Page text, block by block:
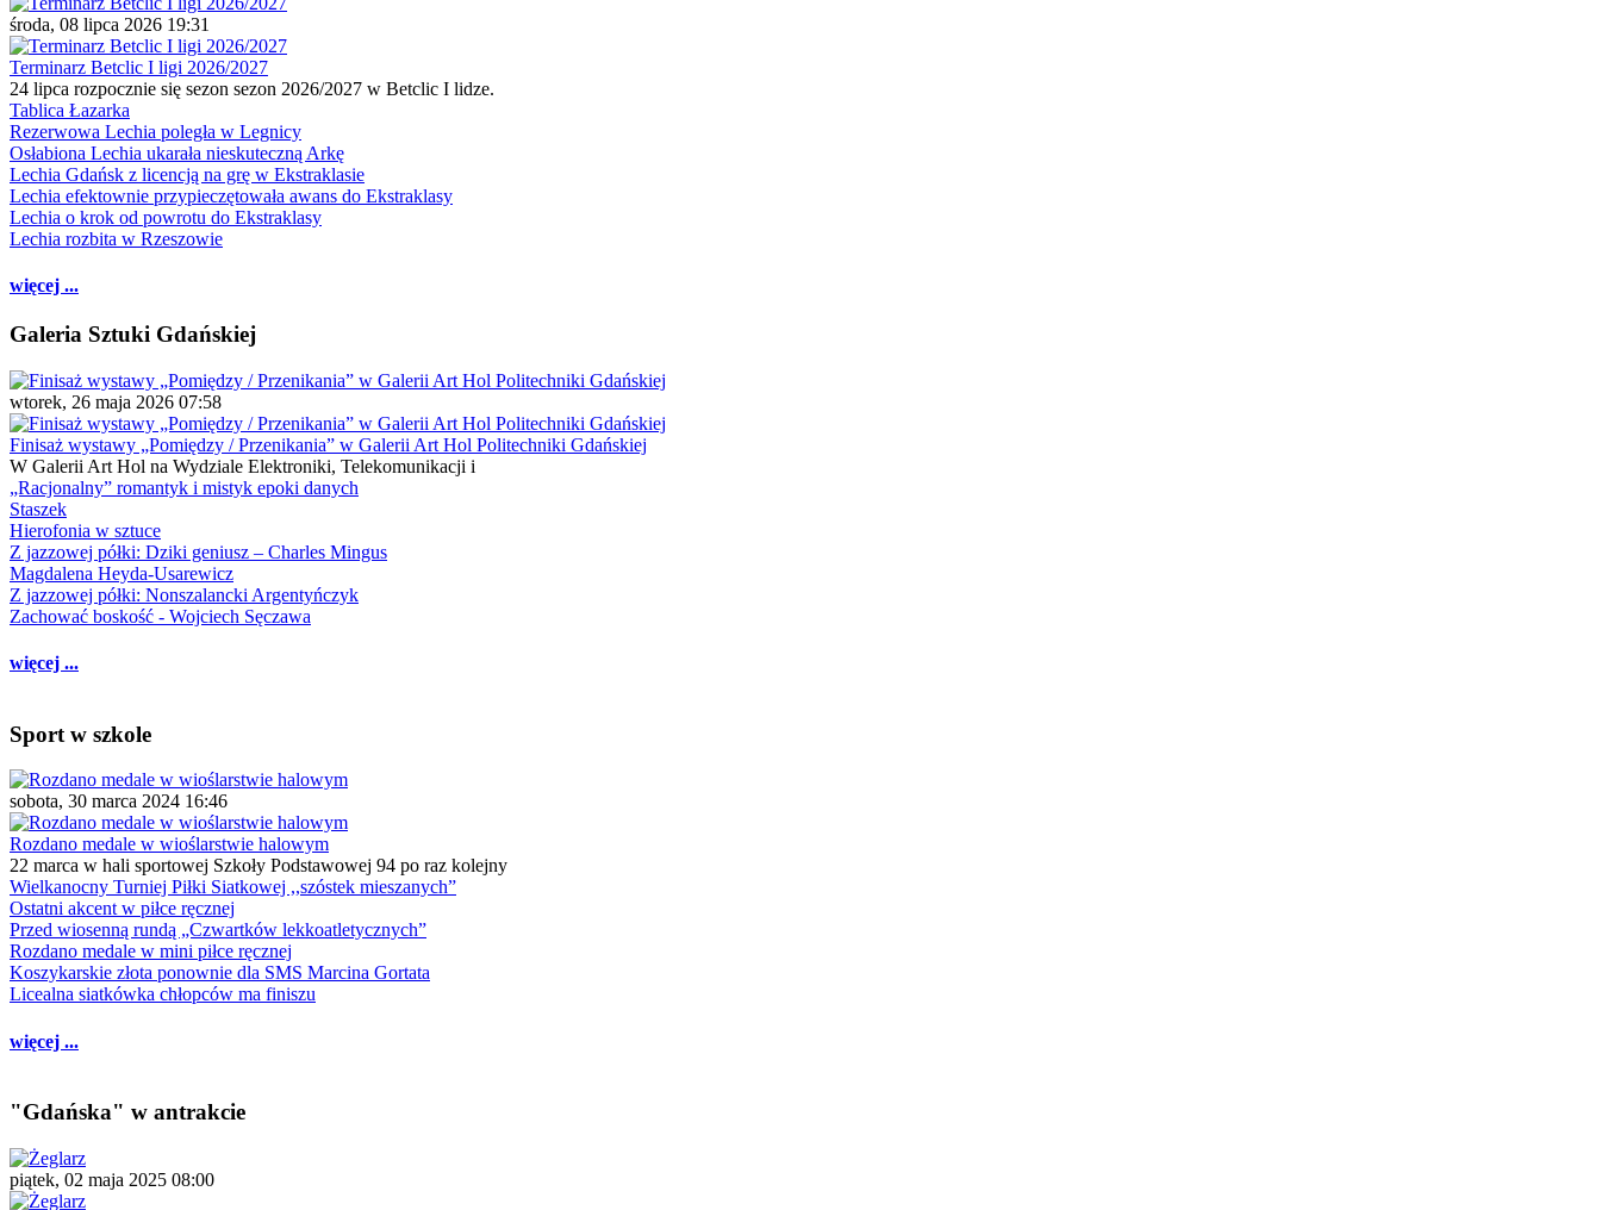
środa, 08 lipca 2026 19:31
Terminarz Betclic I ligi 2026/2027
24 lipca rozpocznie się sezon sezon 2026/2027 w Betclic I lidze.
Tablica Łazarka
Rezerwowa Lechia poległa w Legnicy
Osłabiona Lechia ukarała nieskuteczną Arkę
Lechia Gdańsk z licencją na grę w Ekstraklasie
Lechia efektownie przypieczętowała awans do Ekstraklasy
Lechia o krok od powrotu do Ekstraklasy
Lechia rozbita w Rzeszowie
więcej ...
Galeria Sztuki Gdańskiej
wtorek, 26 maja 2026 07:58
Finisaż wystawy „Pomiędzy / Przenikania” w Galerii Art Hol Politechniki Gdańskiej
W Galerii Art Hol na Wydziale Elektroniki, Telekomunikacji i
„Racjonalny” romantyk i mistyk epoki danych
Staszek
Hierofonia w sztuce
Z jazzowej półki: Dziki geniusz – Charles Mingus
Magdalena Heyda-Usarewicz
Z jazzowej półki: Nonszalancki Argentyńczyk
Zachować boskość - Wojciech Sęczawa
więcej ...
Sport w szkole
sobota, 30 marca 2024 16:46
Rozdano medale w wioślarstwie halowym
22 marca w hali sportowej Szkoły Podstawowej 94 po raz kolejny
Wielkanocny Turniej Piłki Siatkowej ,,szóstek mieszanych”
Ostatni akcent w piłce ręcznej
Przed wiosenną rundą „Czwartków lekkoatletycznych”
Rozdano medale w mini piłce ręcznej
Koszykarskie złota ponownie dla SMS Marcina Gortata
Licealna siatkówka chłopców ma finiszu
więcej ...
"Gdańska" w antrakcie
piątek, 02 maja 2025 08:00